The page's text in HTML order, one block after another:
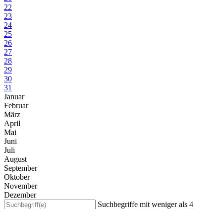
22
23
24
25
26
27
28
29
30
31
Januar
Februar
März
April
Mai
Juni
Juli
August
September
Oktober
November
Dezember
Suchbegriffe mit weniger als 4